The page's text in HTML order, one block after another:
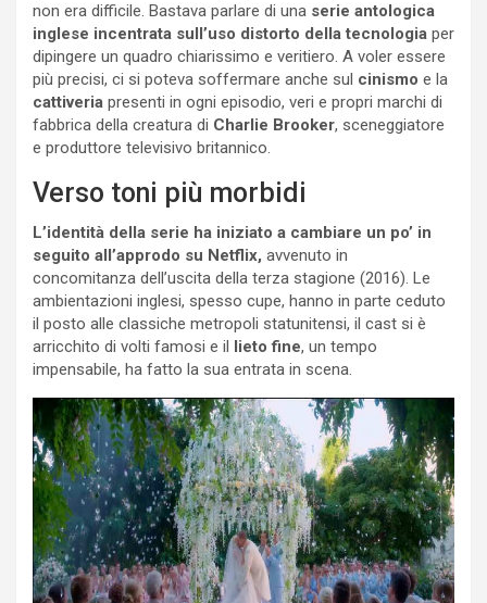
non era difficile. Bastava parlare di una serie antologica
inglese incentrata sull’uso distorto della tecnologia per
dipingere un quadro chiarissimo e veritiero. A voler essere
più precisi, ci si poteva soffermare anche sul cinismo e la
cattiveria presenti in ogni episodio, veri e propri marchi di
fabbrica della creatura di Charlie Brooker, sceneggiatore
e produttore televisivo britannico.
Verso toni più morbidi
L’identità della serie ha iniziato a cambiare un po’ in
seguito all’approdo su Netflix, avvenuto in
concomitanza dell’uscita della terza stagione (2016). Le
ambientazioni inglesi, spesso cupe, hanno in parte ceduto
il posto alle classiche metropoli statunitensi, il cast si è
arricchito di volti famosi e il
lieto fine, un tempo
impensabile, ha fatto la sua entrata in scena.